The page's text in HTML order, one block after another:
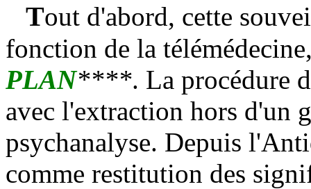
Tout d'abord, cette
fonction de la
PLAN****. La procédure
avec l'extraction hors d'un
psychanalyse. Depuis
comme restitution des